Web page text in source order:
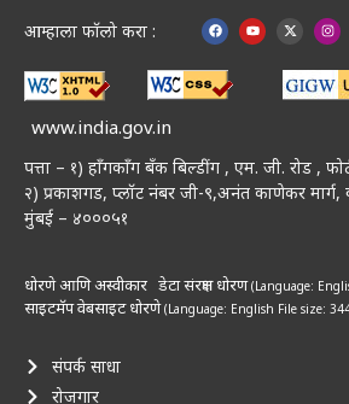
आम्हाला फॉलो करा :
www.india.gov.in
पत्ता – १) हॉंगकॉंग बँक बिल्डींग , एम. जी. रोड ,
२) प्रकाशगड, प्लॉट नंबर जी-९,अनंत काणेकर मार्ग,
मुंबई – ४०००५१
धोरणे आणि अस्वीकार डेटा संरक्षण धोरण(Language:
साइटमॅपवेबसाइट धोरणे(Language: English File size:
संपर्क साधा
रोजगार